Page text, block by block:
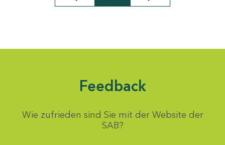
Feedback
Wie zufrieden sind Sie mit der Website der
SAB?